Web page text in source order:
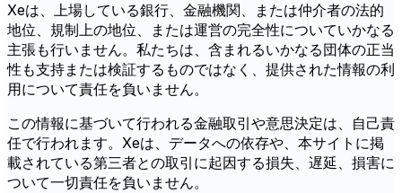
Xeは、上場している銀行、金融機関、または仲介者の法的
地位、規制上の地位、または運営の完全性についていかなる
主張も行いません。私たちは、含まれるいかなる団体の正当
性も支持または検証するものではなく、提供された情報の利
用について責任を負いません。
この情報に基づいて行われる金融取引や意思決定は、自己責
任で行われます。Xeは、データへの依存や、本サイトに掲
載されている第三者との取引に起因する損失、遅延、損害に
ついて一切責任を負いません。